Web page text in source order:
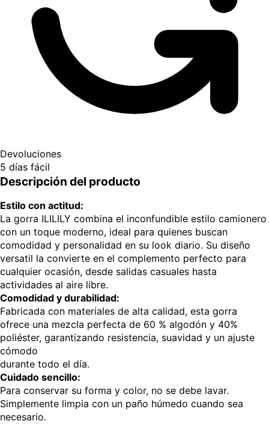
Devoluciones
5 días fácil
Descripción del producto
Estilo con actitud:
La gorra ILILILY combina el inconfundible estilo camionero
con un toque moderno, ideal para quienes buscan
comodidad y personalidad en su look diario. Su diseño
versatil la convierte en el complemento perfecto para
cualquier ocasión, desde salidas casuales hasta
actividades al aire libre.
Comodidad y durabilidad:
Fabricada con materiales de alta calidad, esta gorra
ofrece una mezcla perfecta de 60 % algodón y 40%
poliéster, garantizando resistencia, suavidad y un ajuste
cómodo
durante todo el día.
Cuidado sencillo:
Para conservar su forma y color, no se debe lavar.
Simplemente limpia con un paño húmedo cuando sea
necesario.